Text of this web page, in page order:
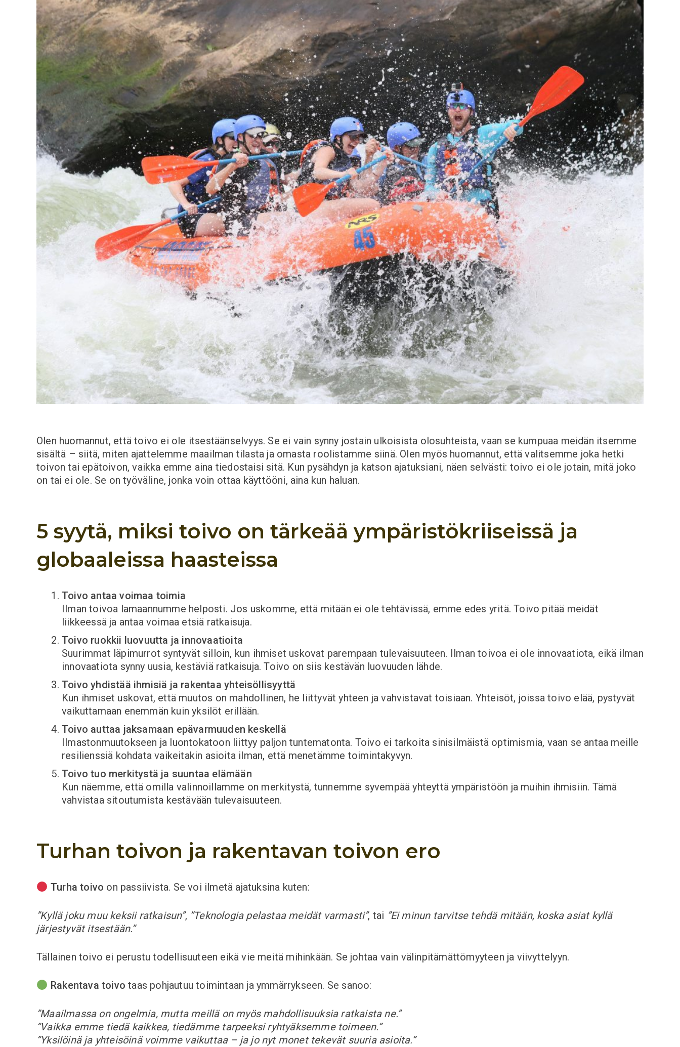
Olen huomannut, että toivo ei ole itsestäänselvyys. Se ei vain synny jostain ulkoisista olosuhteista, vaan se kumpuaa meidän itsemme
sisältä – siitä, miten ajattelemme maailman tilasta ja omasta roolistamme siinä. Olen myös huomannut, että valitsemme joka hetki
toivon tai epätoivon, vaikka emme aina tiedostaisi sitä. Kun pysähdyn ja katson ajatuksiani, näen selvästi: toivo ei ole jotain, mitä joko
on tai ei ole. Se on työväline, jonka voin ottaa käyttööni, aina kun haluan.
5 syytä, miksi toivo on tärkeää ympäristökriiseissä ja
globaaleissa haasteissa
Toivo antaa voimaa toimia
Ilman toivoa lamaannumme helposti. Jos uskomme, että mitään ei ole tehtävissä, emme edes yritä. Toivo pitää meidät
liikkeessä ja antaa voimaa etsiä ratkaisuja.
Toivo ruokkii luovuutta ja innovaatioita
Suurimmat läpimurrot syntyvät silloin, kun ihmiset uskovat parempaan tulevaisuuteen. Ilman toivoa ei ole innovaatiota, eikä ilman
innovaatiota synny uusia, kestäviä ratkaisuja. Toivo on siis kestävän luovuuden lähde.
Toivo yhdistää ihmisiä ja rakentaa yhteisöllisyyttä
Kun ihmiset uskovat, että muutos on mahdollinen, he liittyvät yhteen ja vahvistavat toisiaan. Yhteisöt, joissa toivo elää, pystyvät
vaikuttamaan enemmän kuin yksilöt erillään.
Toivo auttaa jaksamaan epävarmuuden keskellä
Ilmastonmuutokseen ja luontokatoon liittyy paljon tuntematonta. Toivo ei tarkoita sinisilmäistä optimismia, vaan se antaa meille
resilienssiä kohdata vaikeitakin asioita ilman, että menetämme toimintakyvyn.
Toivo tuo merkitystä ja suuntaa elämään
Kun näemme, että omilla valinnoillamme on merkitystä, tunnemme syvempää yhteyttä ympäristöön ja muihin ihmisiin. Tämä
vahvistaa sitoutumista kestävään tulevaisuuteen.
Turhan toivon ja rakentavan toivon ero
Turha toivo on passiivista. Se voi ilmetä ajatuksina kuten:
”Kyllä joku muu keksii ratkaisun”, ”Teknologia pelastaa meidät varmasti”, tai ”Ei minun tarvitse tehdä mitään, koska asiat kyllä
järjestyvät itsestään.”
Tällainen toivo ei perustu todellisuuteen eikä vie meitä mihinkään. Se johtaa vain välinpitämättömyyteen ja viivyttelyyn.
Rakentava toivo taas pohjautuu toimintaan ja ymmärrykseen. Se sanoo:
”Maailmassa on ongelmia, mutta meillä on myös mahdollisuuksia ratkaista ne.”
”Vaikka emme tiedä kaikkea, tiedämme tarpeeksi ryhtyäksemme toimeen.”
”Yksilöinä ja yhteisöinä voimme vaikuttaa – ja jo nyt monet tekevät suuria asioita.”